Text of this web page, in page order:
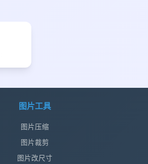
图片工具
图片压缩
图片裁剪
图片改尺寸